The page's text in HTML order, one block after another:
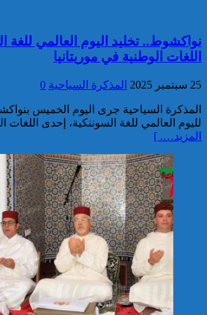
تحول الإرهاب الرقمي بعد تفكيك
خلية داعشية بتطوان
تركيا:القضاء يأمر بحبس رئيس
بلدية إسطنبول على ذمة التحقيق
نواكشوط.. تخليد اليوم العالمي للغة
اللغات الوطنية في موريتانيا
25 سبتمبر 2025 المذكرة السياحية 0
المذكرة السياحية جرى اليوم الخميس
لليوم العالمي للغة السوننكية، إحدى اللغات
المزيد…. ]